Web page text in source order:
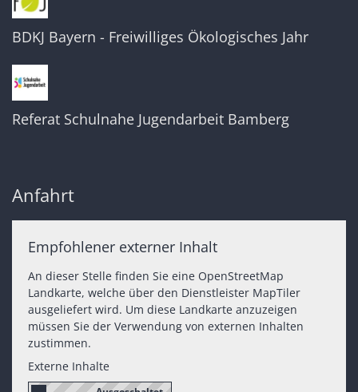
BDKJ Bayern - Freiwilliges Ökologisches Jahr
Referat Schulnahe Jugendarbeit Bamberg
Anfahrt
Empfohlener externer Inhalt
An dieser Stelle finden Sie eine OpenStreetMap
Landkarte, welche über den Dienstleister MapTiler
ausgeliefert wird. Um diese Landkarte anzuzeigen
müssen Sie der Verwendung von externen Inhalten
zustimmen.
Externe Inhalte